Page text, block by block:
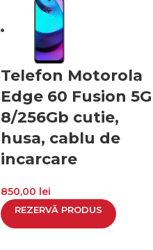
Telefon Motorola
Edge 60 Fusion 5G
8/256Gb cutie,
husa, cablu de
incarcare
850,00 lei
REZERVĂ PRODUS